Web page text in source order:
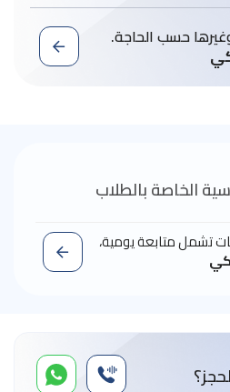
حسب الحاجة.
الخاصة بالطلاب
تشمل متابعة يومية،